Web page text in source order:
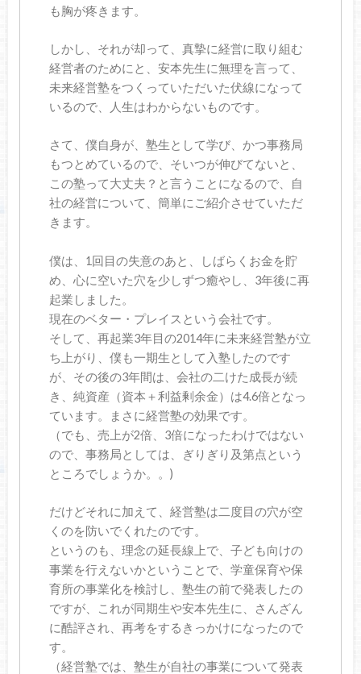
も胸が疼きます。
しかし、それが却って、真摯に経営に取り組む
経営者のためにと、安本先生に無理を言って、
未来経営塾をつくっていただいた伏線になって
いるので、人生はわからないものです。
さて、僕自身が、塾生として学び、かつ事務局
もつとめているので、そいつが伸びてないと、
この塾って大丈夫？と言うことになるので、自
社の経営について、簡単にご紹介させていただ
きます。
僕は、1回目の失意のあと、しばらくお金を貯
め、心に空いた穴を少しずつ癒やし、3年後に再
起業しました。
現在のベター・プレイスという会社です。
そして、再起業3年目の2014年に未来経営塾が立
ち上がり、僕も一期生として入塾したのです
が、その後の3年間は、会社の二けた成長が続
き、純資産（資本＋利益剰余金）は4.6倍となっ
ています。まさに経営塾の効果です。
（でも、売上が2倍、3倍になったわけではない
ので、事務局としては、ぎりぎり及第点という
ところでしょうか。。)
だけどそれに加えて、経営塾は二度目の穴が空
くのを防いでくれたのです。
というのも、理念の延長線上で、子ども向けの
事業を行えないかということで、学童保育や保
育所の事業化を検討し、塾生の前で発表したの
ですが、これが同期生や安本先生に、さんざん
に酷評され、再考をするきっかけになったので
す。
（経営塾では、塾生が自社の事業について発表